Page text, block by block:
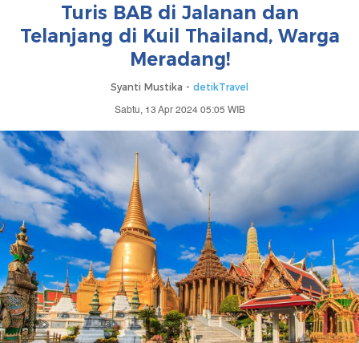
Turis BAB di Jalanan dan
Telanjang di Kuil Thailand, Warga
Meradang!
Syanti Mustika - detikTravel
Sabtu, 13 Apr 2024 05:05 WIB